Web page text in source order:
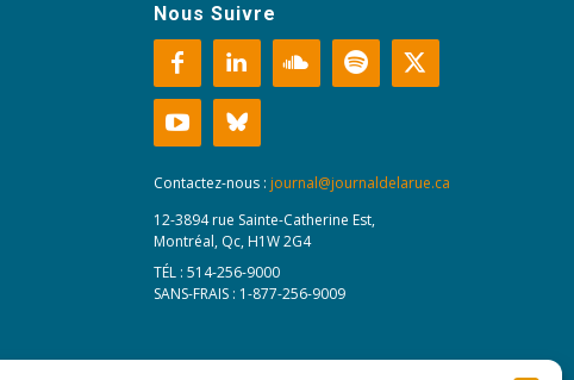
Nous Suivre
Contactez-nous : journal@journaldelarue.ca
12-3894 rue Sainte-Catherine Est,
Montréal, Qc, H1W 2G4
TÉL : 514-256-9000
SANS-FRAIS : 1-877-256-9009